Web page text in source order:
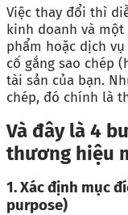
Việc thay đổi thì
kinh doanh và một
phẩm hoặc dịch
cố gắng sao chép
tài sản của bạn.
chép, đó chính là
Và đây là 4
thương hiệu
1. Xác định mục
purpose)